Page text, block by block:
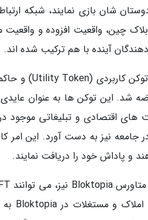
چین، واقعیت افزوده و واقعیت
آینده با هم ترکیب شده اند.
بار در اکتبر 2021 عرضه شد. این توکن ها
جامعه نیز به دست آورد. این امر
و پاداش خود را دریافت نمایند.